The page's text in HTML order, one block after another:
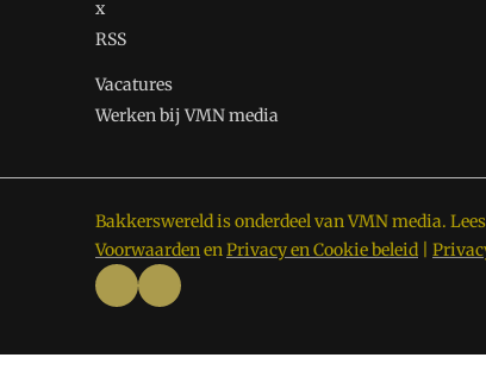
x
RSS
Vacatures
Werken bij VMN media
Bakkerswereld is onderdeel van VMN media.
VoorwaardenenPrivacy en Cookie beleid